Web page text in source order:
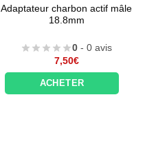
Adaptateur charbon actif mâle
18.8mm
0 - 0 avis
7,50€
ACHETER